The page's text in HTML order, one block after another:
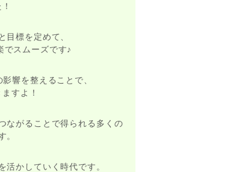
目標を定めて、
でスムーズです♪
響を整えることで、
すよ！
ながることで得られる多くの
。
かしていく時代です。